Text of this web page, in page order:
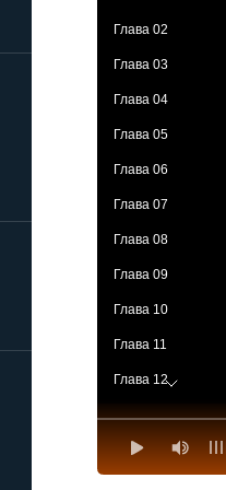
Глава 02
Глава 03
Глава 04
Глава 05
Глава 06
Глава 07
Глава 08
Глава 09
Глава 10
Глава 11
Глава 12
Глава 13
Глава 14